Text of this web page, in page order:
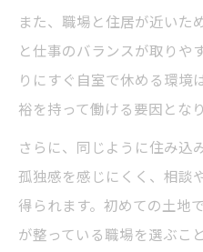
また、職場と住居が近いた
と仕事のバランスが取りや
りにすぐ自室で休める環境
裕を持って働ける要因となり
さらに、同じように住み込
孤独感を感じにくく、相談
得られます。初めての土地
が整っている職場を選ぶこ